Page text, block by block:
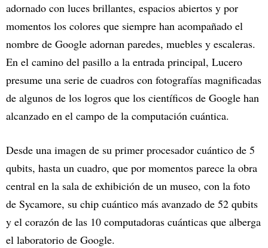
adornado con luces brillantes, espacios abiertos y por
momentos los colores que siempre han acompañado el
nombre de Google adornan paredes, muebles y escaleras.
En el camino del pasillo a la entrada principal, Lucero
presume una serie de cuadros con fotografías magnificadas
de algunos de los logros que los científicos de Google han
alcanzado en el campo de la computación cuántica.
Desde una imagen de su primer procesador cuántico de 5
qubits, hasta un cuadro, que por momentos parece la obra
central en la sala de exhibición de un museo, con la foto
de Sycamore, su chip cuántico más avanzado de 52 qubits
y el corazón de las 10 computadoras cuánticas que alberga
el laboratorio de Google.